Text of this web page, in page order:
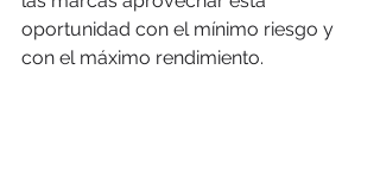
oportunidad con el mínimo riesgo y
con el máximo rendimiento.